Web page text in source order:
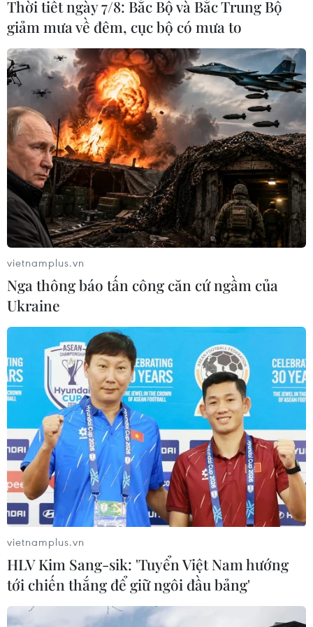
Thời tiết ngày 7/8: Bắc Bộ và Bắc Trung Bộ
giảm mưa về đêm, cục bộ có mưa to
vietnamplus.vn
Nga thông báo tấn công căn cứ ngầm của
Ukraine
vietnamplus.vn
HLV Kim Sang-sik: 'Tuyển Việt Nam hướng
tới chiến thắng để giữ ngôi đầu bảng'